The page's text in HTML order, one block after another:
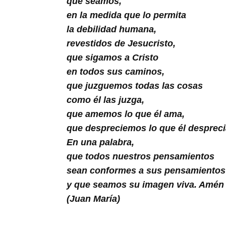
en la medida que lo permita
la debilidad humana,
revestidos de Jesucristo,
que sigamos a Cristo
en todos sus caminos,
que juzguemos todas las cosas
como él las juzga,
que amemos lo que él ama,
que despreciemos lo que él
En una palabra,
que todos nuestros pensamientos
sean conformes a sus pensamientos
y que seamos su imagen viva. Amén
(Juan María)